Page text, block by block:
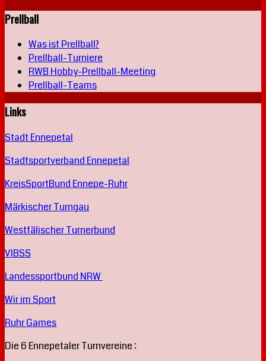
Prellball
Was ist Prellball?
Prellball-Turniere
RWB Hobby-Prellball-Meeting
Prellball-Teams
Links
Stadt Ennepetal
Stadtsportverband Ennepetal
KreisSportBund Ennepe-Ruhr
Märkischer Turngau
Westfälischer Turnerbund
VIBSS
Landessportbund NRW
Wir im Sport
Ruhr Games
Die 6 Ennepetaler Turnvereine :